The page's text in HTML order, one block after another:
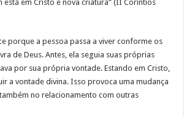
está em Cristo é nova criatura” (II Coríntios
porque a pessoa passa a viver conforme os
de Deus. Antes, ela seguia suas próprias
por sua própria vontade. Estando em Cristo,
a vontade divina. Isso provoca uma mudança
no relacionamento com outras